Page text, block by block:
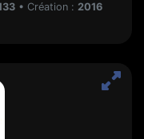
• Création : 2016